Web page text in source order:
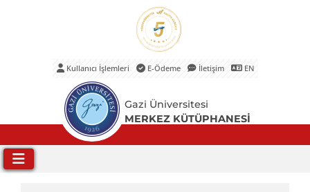
Gazi Üniversitesi
MERKEZ KÜTÜPHANESİ
Kullanıcı İşlemleri E-Ödeme İletişim EN